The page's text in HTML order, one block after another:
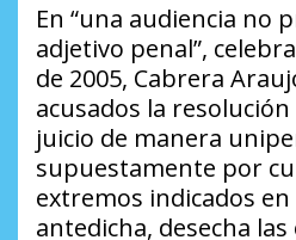
En “una audiencia no
adjetivo penal”,
de 2005, Cabrera
acusados la
juicio de manera
supuestamente por
extremos indicados
antedicha, desecha